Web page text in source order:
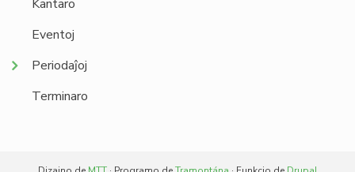
Kantaro
Eventoj
Periodaĵoj
Terminaro